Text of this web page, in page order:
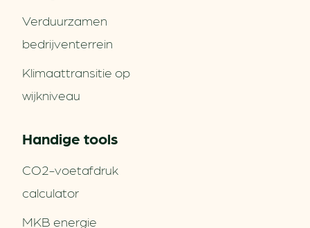
Verduurzamen
bedrijventerrein
Klimaattransitie op
wijkniveau
Handige tools
CO2-voetafdruk
calculator
MKB energie